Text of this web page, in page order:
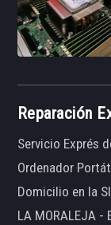
Reparación
Servicio Exprés
Ordenador
Domicilio en la
LA MORALEJA -